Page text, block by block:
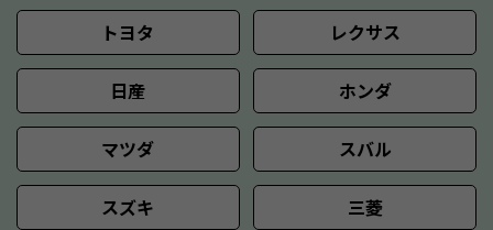
トヨタ レクサス
日産 ホンダ
マツダ スバル
スズキ 三菱